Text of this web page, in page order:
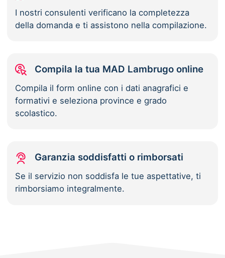
I nostri consulenti verificano la completezza
della domanda e ti assistono nella compilazione.
Compila la tua MAD Lambrugo online
Compila il form online con i dati anagrafici e
formativi e seleziona province e grado
scolastico.
Garanzia soddisfatti o rimborsati
Se il servizio non soddisfa le tue aspettative, ti
rimborsiamo integralmente.